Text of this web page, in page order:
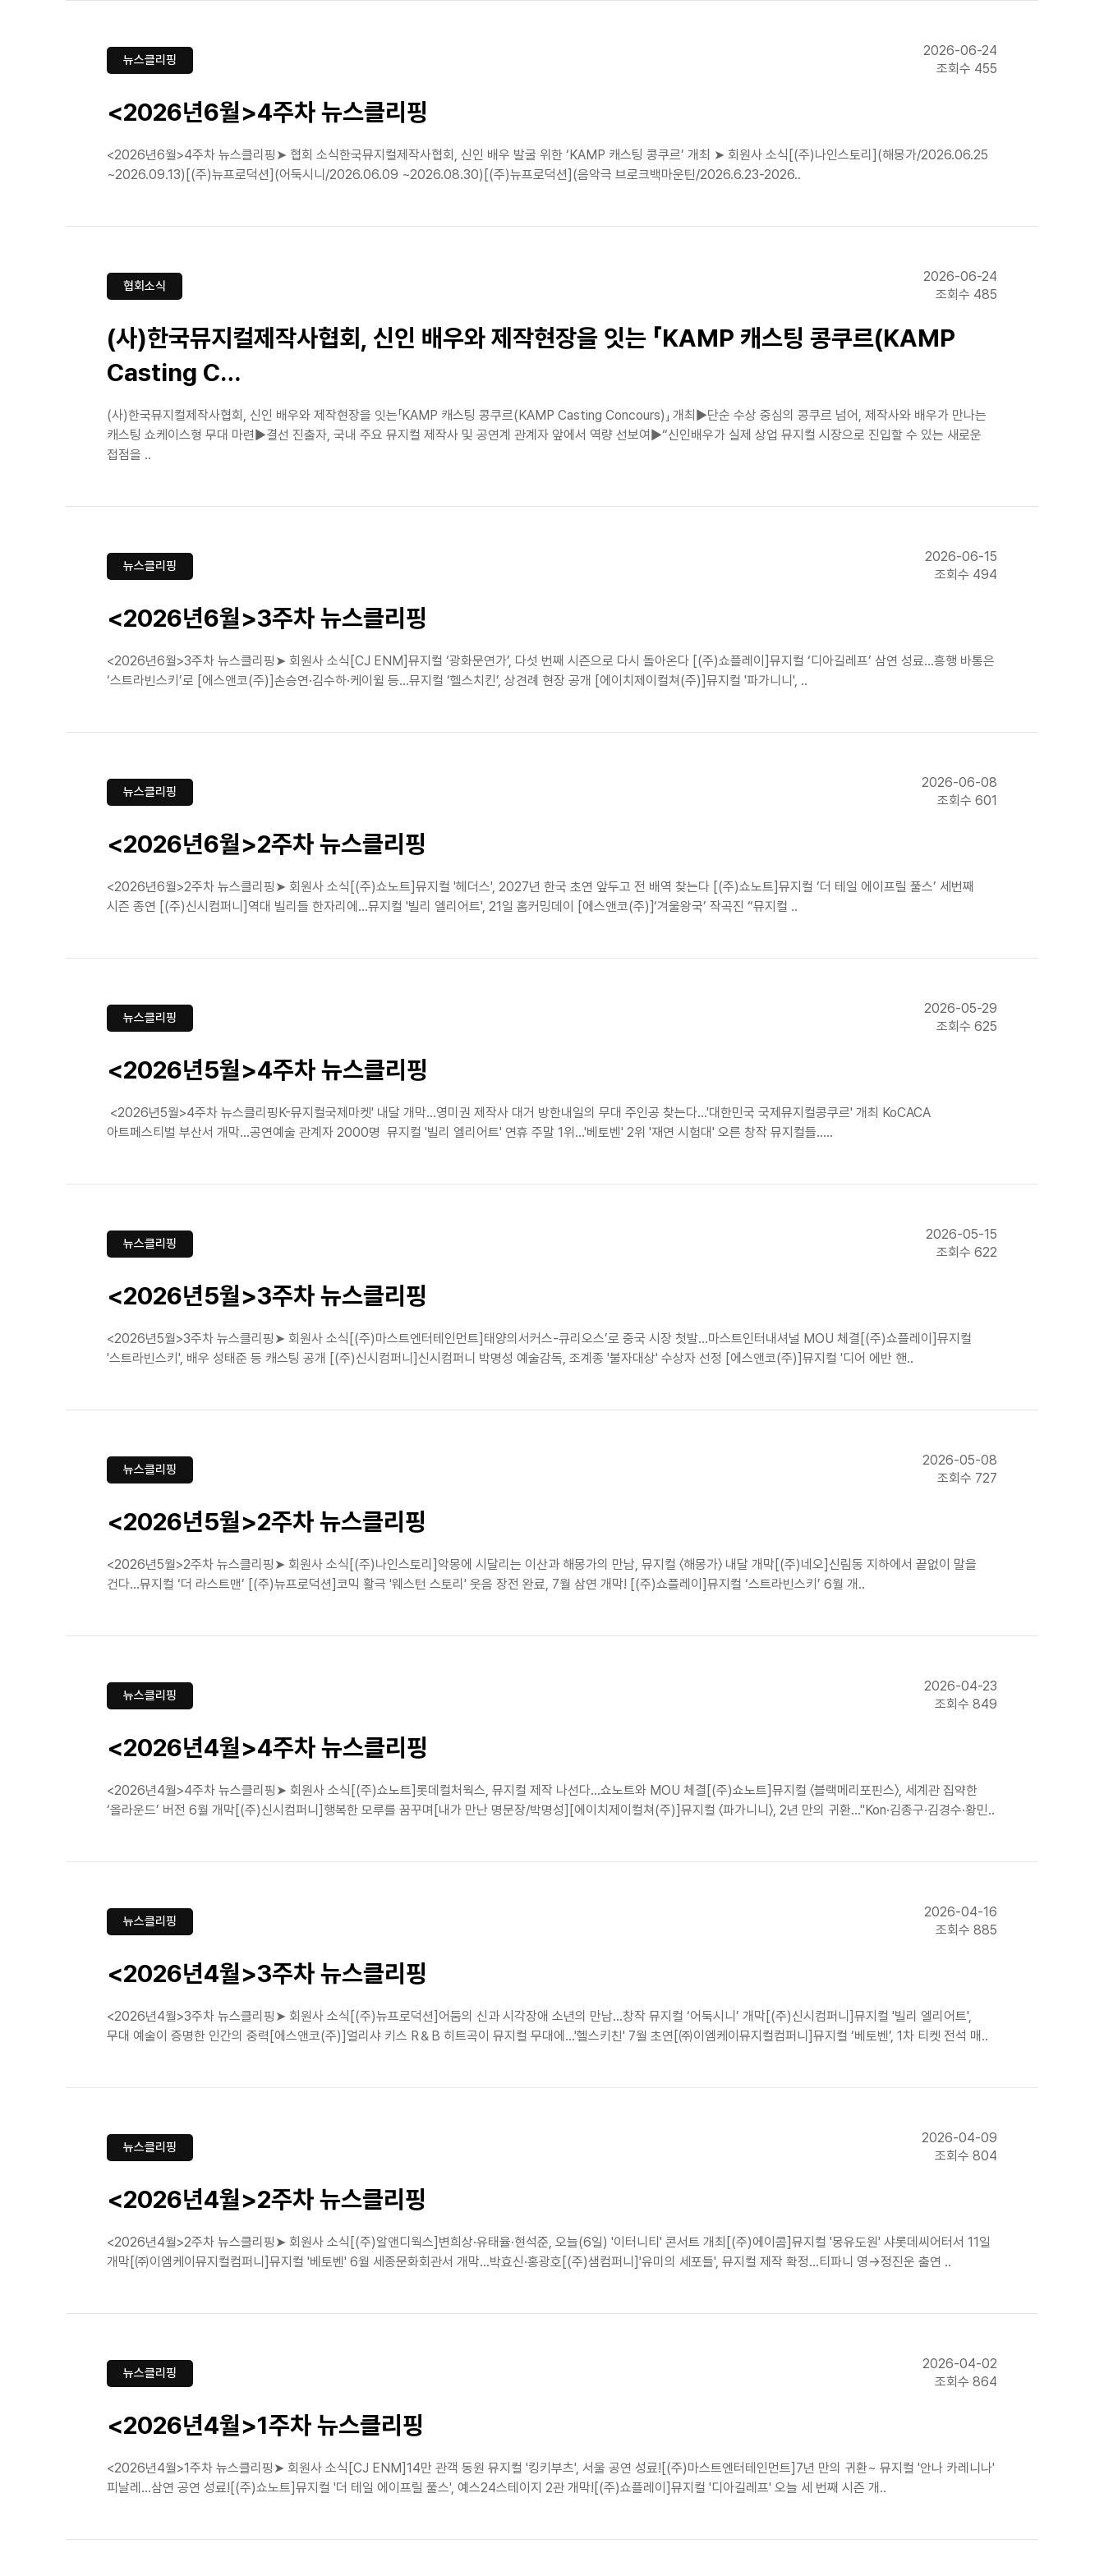
뉴스클리핑
2026-06-24
조회수 455
<2026년6월>4주차 뉴스클리핑
<2026년6월>4주차 뉴스클리핑➤ 협회 소식한국뮤지컬제작사협회, 신인 배우 발굴 위한 ‘KAMP 캐스팅 콩쿠르’ 개최 ➤ 회원사 소식[(주)나인스토리](해몽가/2026.06.25
~2026.09.13)[(주)뉴프로덕션](어둑시니/2026.06.09 ~2026.08.30)[(주)뉴프로덕션](음악극 브로크백마운틴/2026.6.23-2026..
협회소식
2026-06-24
조회수 485
(사)한국뮤지컬제작사협회, 신인 배우와 제작현장을 잇는 「KAMP 캐스팅 콩쿠르(KAMP
Casting C…
(사)한국뮤지컬제작사협회, 신인 배우와 제작현장을 잇는「KAMP 캐스팅 콩쿠르(KAMP Casting Concours)」 개최▶단순 수상 중심의 콩쿠르 넘어, 제작사와 배우가 만나는
캐스팅 쇼케이스형 무대 마련▶결선 진출자, 국내 주요 뮤지컬 제작사 및 공연계 관계자 앞에서 역량 선보여▶“신인배우가 실제 상업 뮤지컬 시장으로 진입할 수 있는 새로운
접점을 ..
뉴스클리핑
2026-06-15
조회수 494
<2026년6월>3주차 뉴스클리핑
<2026년6월>3주차 뉴스클리핑➤ 회원사 소식[CJ ENM]뮤지컬 ‘광화문연가’, 다섯 번째 시즌으로 다시 돌아온다 [(주)쇼플레이]뮤지컬 ‘디아길레프’ 삼연 성료…흥행 바통은
‘스트라빈스키’로 [에스앤코(주)]손승연·김수하·케이윌 등…뮤지컬 ‘헬스치킨’, 상견례 현장 공개 [에이치제이컬쳐(주)]뮤지컬 '파가니니', ..
뉴스클리핑
2026-06-08
조회수 601
<2026년6월>2주차 뉴스클리핑
<2026년6월>2주차 뉴스클리핑➤ 회원사 소식[(주)쇼노트]뮤지컬 '헤더스', 2027년 한국 초연 앞두고 전 배역 찾는다 [(주)쇼노트]뮤지컬 ‘더 테일 에이프릴 풀스’ 세번째
시즌 종연 [(주)신시컴퍼니]역대 빌리들 한자리에…뮤지컬 '빌리 엘리어트', 21일 홈커밍데이 [에스앤코(주)]‘겨울왕국’ 작곡진 “뮤지컬 ..
뉴스클리핑
2026-05-29
조회수 625
<2026년5월>4주차 뉴스클리핑
<2026년5월>4주차 뉴스클리핑K-뮤지컬국제마켓' 내달 개막…영미권 제작사 대거 방한내일의 무대 주인공 찾는다…'대한민국 국제뮤지컬콩쿠르' 개최 KoCACA
아트페스티벌 부산서 개막…공연예술 관계자 2000명 뮤지컬 '빌리 엘리어트' 연휴 주말 1위…'베토벤' 2위 '재연 시험대' 오른 창작 뮤지컬들.....
뉴스클리핑
2026-05-15
조회수 622
<2026년5월>3주차 뉴스클리핑
<2026년5월>3주차 뉴스클리핑➤ 회원사 소식[(주)마스트엔터테인먼트]태양의서커스-큐리오스’로 중국 시장 첫발...마스트인터내셔널 MOU 체결[(주)쇼플레이]뮤지컬
'스트라빈스키', 배우 성태준 등 캐스팅 공개 [(주)신시컴퍼니]신시컴퍼니 박명성 예술감독, 조계종 '불자대상' 수상자 선정 [에스앤코(주)]뮤지컬 '디어 에반 핸..
뉴스클리핑
2026-05-08
조회수 727
<2026년5월>2주차 뉴스클리핑
<2026년5월>2주차 뉴스클리핑➤ 회원사 소식[(주)나인스토리]악몽에 시달리는 이산과 해몽가의 만남, 뮤지컬 〈해몽가〉 내달 개막[(주)네오]신림동 지하에서 끝없이 말을
건다…뮤지컬 ‘더 라스트맨’ [(주)뉴프로덕션]코믹 활극 '웨스턴 스토리' 웃음 장전 완료, 7월 삼연 개막! [(주)쇼플레이]뮤지컬 ‘스트라빈스키’ 6월 개..
뉴스클리핑
2026-04-23
조회수 849
<2026년4월>4주차 뉴스클리핑
<2026년4월>4주차 뉴스클리핑➤ 회원사 소식[(주)쇼노트]롯데컬처웍스, 뮤지컬 제작 나선다…쇼노트와 MOU 체결[(주)쇼노트]뮤지컬 〈블랙메리포핀스〉, 세계관 집약한
‘올라운드’ 버전 6월 개막[(주)신시컴퍼니]행복한 모루를 꿈꾸며[내가 만난 명문장/박명성][에이치제이컬쳐(주)]뮤지컬 〈파가니니〉, 2년 만의 귀환…"Kon·김종구·김경수·황민..
뉴스클리핑
2026-04-16
조회수 885
<2026년4월>3주차 뉴스클리핑
<2026년4월>3주차 뉴스클리핑➤ 회원사 소식[(주)뉴프로덕션]어둠의 신과 시각장애 소년의 만남...창작 뮤지컬 ‘어둑시니’ 개막[(주)신시컴퍼니]뮤지컬 '빌리 엘리어트',
무대 예술이 증명한 인간의 중력[에스앤코(주)]얼리샤 키스 R＆B 히트곡이 뮤지컬 무대에…'헬스키친' 7월 초연[㈜이엠케이뮤지컬컴퍼니]뮤지컬 ‘베토벤’, 1차 티켓 전석 매..
뉴스클리핑
2026-04-09
조회수 804
<2026년4월>2주차 뉴스클리핑
<2026년4월>2주차 뉴스클리핑➤ 회원사 소식[(주)알앤디웍스]변희상·유태율·현석준, 오늘(6일) '이터니티' 콘서트 개최[(주)에이콤]뮤지컬 '몽유도원' 샤롯데씨어터서 11일
개막[㈜이엠케이뮤지컬컴퍼니]뮤지컬 '베토벤' 6월 세종문화회관서 개막…박효신·홍광호[(주)샘컴퍼니]'유미의 세포들', 뮤지컬 제작 확정…티파니 영→정진운 출연 ..
뉴스클리핑
2026-04-02
조회수 864
<2026년4월>1주차 뉴스클리핑
<2026년4월>1주차 뉴스클리핑➤ 회원사 소식[CJ ENM]14만 관객 동원 뮤지컬 '킹키부츠', 서울 공연 성료![(주)마스트엔터테인먼트]7년 만의 귀환~ 뮤지컬 '안나 카레니나'
피날레...삼연 공연 성료![(주)쇼노트]뮤지컬 '더 테일 에이프릴 풀스', 예스24스테이지 2관 개막![(주)쇼플레이]뮤지컬 '디아길레프' 오늘 세 번째 시즌 개..